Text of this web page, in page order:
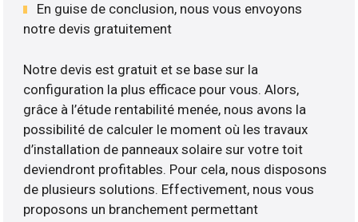
En guise de conclusion, nous vous envoyons
notre devis gratuitement
Notre devis est gratuit et se base sur la
configuration la plus efficace pour vous. Alors,
grâce à l’étude rentabilité menée, nous avons la
possibilité de calculer le moment où les travaux
d’installation de panneaux solaire sur votre toit
deviendront profitables. Pour cela, nous disposons
de plusieurs solutions. Effectivement, nous vous
proposons un branchement permettant